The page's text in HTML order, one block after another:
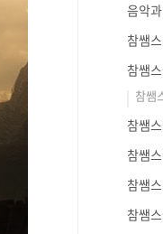
음악
참쌤
참쌤
참쌤
참쌤
참쌤
참쌤
참쌤